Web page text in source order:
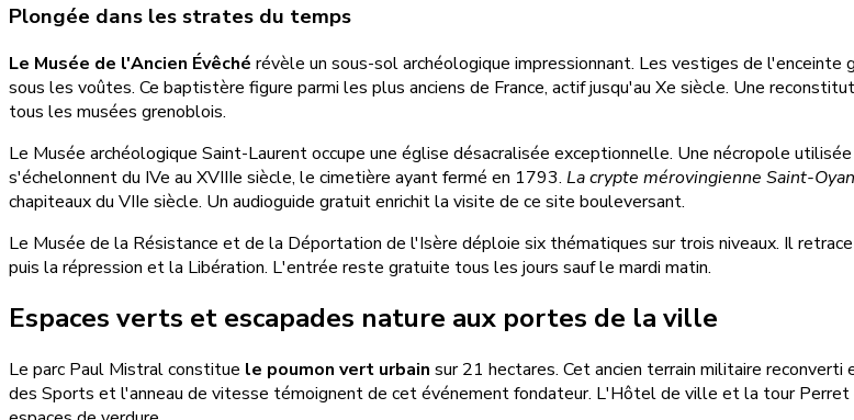
Plongée dans les strates du temps
Le Musée de l'Ancien Évêché révèle un sous-sol archéologique impressionnant. Les vestiges de
sous les voûtes. Ce baptistère figure parmi les plus anciens de France, actif jusqu'au Xe siècle. Une
tous les musées grenoblois.
Le Musée archéologique Saint-Laurent occupe une église désacralisée exceptionnelle. Une nécropole
s'échelonnent du IVe au XVIIIe siècle, le cimetière ayant fermé en 1793. La crypte mérovingienne Saint-
chapiteaux du VIIe siècle. Un audioguide gratuit enrichit la visite de ce site bouleversant.
Le Musée de la Résistance et de la Déportation de l'Isère déploie six thématiques sur trois niveaux. Il
puis la répression et la Libération. L'entrée reste gratuite tous les jours sauf le mardi matin.
Espaces verts et escapades nature aux portes de la ville
Le parc Paul Mistral constitue le poumon vert urbain sur 21 hectares. Cet ancien terrain militaire
des Sports et l'anneau de vitesse témoignent de cet événement fondateur. L'Hôtel de ville et la tour